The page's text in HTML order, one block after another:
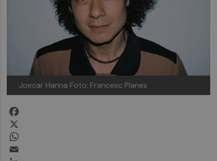
Joecar Hanna Foto: Francesc Planes